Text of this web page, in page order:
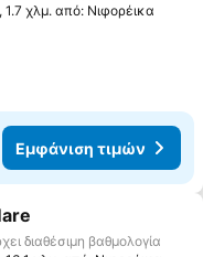
χλμ. από: Νιφορέικα
Εμφάνιση τιμών
στα αγαπημένα
διαθέσιμη βαθμολογία